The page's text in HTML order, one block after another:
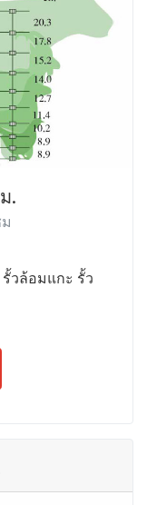
.
วล้อมแกะ รั้ว